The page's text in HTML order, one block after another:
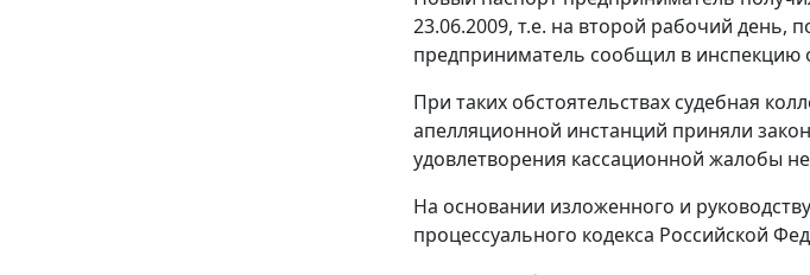
23.06.2009, т.е. на второй рабочий день,
предприниматель сообщил в инспекцию
При таких обстоятельствах судебная
апелляционной инстанций приняли
удовлетворения кассационной жалобы
На основании изложенного и
процессуального кодекса Российской